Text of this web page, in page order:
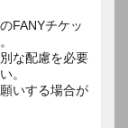
FANYチケッ
な配慮を必要
。
いする場合が